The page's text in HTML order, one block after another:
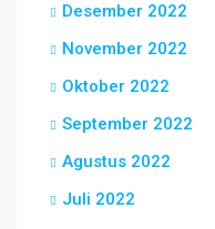
Desember 2022
November 2022
Oktober 2022
September 2022
Agustus 2022
Juli 2022